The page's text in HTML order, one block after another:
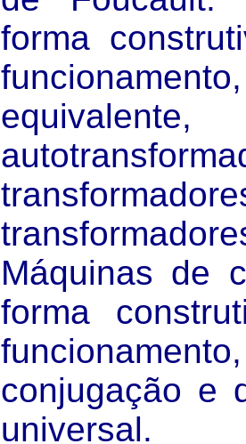
forma
equivalente,
Máquinas de
forma
conjugação e